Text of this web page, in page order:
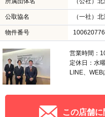
公取協名 （一社）
物件番号
営業時間：
定休日：水
LINE、
この店舗に